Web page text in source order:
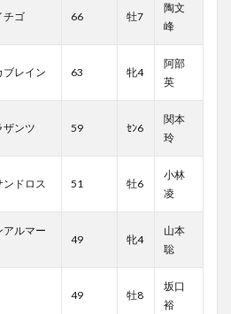
チゴ 66 牡7
陶文
峰
ブレイン 63 牝4
阿部
英
ザンツ 59 ｾﾝ6
関本
玲
ンドロス 51 牡6
小林
凌
アルマー
49 牝4
山本
聡
49 牡8
坂口
裕